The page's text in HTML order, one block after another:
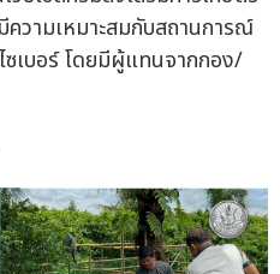
ามเหมาะสมกับสถานการณ์
เบอร์ โดยมีผู้แทนจากกอง/